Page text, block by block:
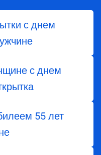
с днем
с днем
55 лет